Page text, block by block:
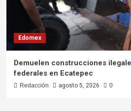
Edomex
Demuelen construcciones
federales en Ecatepec
Redacción agosto 5, 2026 0